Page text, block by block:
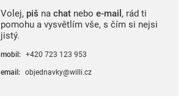
Volej, piš na chatnebo e-mail , rád ti
pomohu a vysvětlím vše, s čím si nejsi
jistý.
mobil: +420 723 123 953
email: objednavky@willi.cz